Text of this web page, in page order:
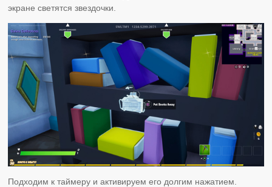
экране светятся звездочки.
Подходим к таймеру и активируем его долгим нажатием.